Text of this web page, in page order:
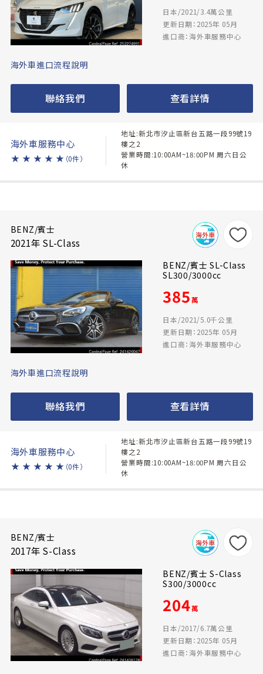
日本/2021/3.4萬公里
更新日期：2025年 05月
進口商：海外車服務中心
海外車進口流程說明
聯絡我們 查看詳情
海外車服務中心
★ ★ ★ ★ ★ （0件）
地址:新北市汐止區新台五路一段99號19
樓之2
營業時間:10:00AM~18:00PM 周六日公
休
BENZ/賓士
2021年 SL-Class
BENZ/賓士 SL-Class
SL300/3000cc
385萬
日本/2021/5.0千公里
更新日期：2025年 05月
進口商：海外車服務中心
海外車進口流程說明
聯絡我們 查看詳情
海外車服務中心
★ ★ ★ ★ ★ （0件）
地址:新北市汐止區新台五路一段99號19
樓之2
營業時間:10:00AM~18:00PM 周六日公
休
BENZ/賓士
2017年 S-Class
BENZ/賓士 S-Class
S300/3000cc
204萬
日本/2017/6.7萬公里
更新日期：2025年 05月
進口商：海外車服務中心